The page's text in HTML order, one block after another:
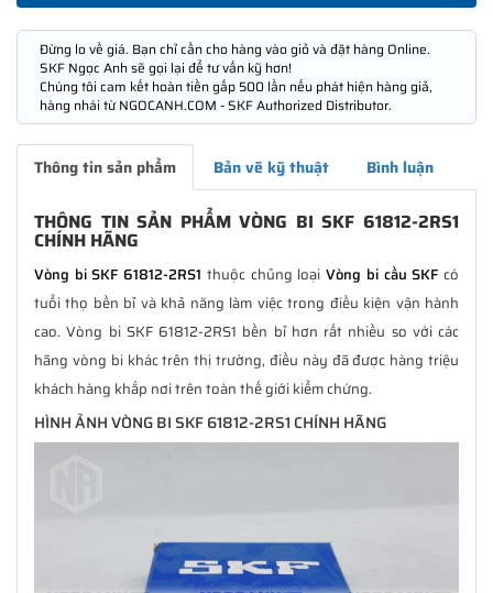
Đừng lo về giá. Bạn chỉ cần cho hàng vào giỏ và đặt hàng Online.
SKF Ngọc Anh sẽ gọi lại để tư vấn kỹ hơn!
Chúng tôi cam kết hoàn tiền gấp 500 lần nếu phát hiện hàng giả,
hàng nhái từ NGOCANH.COM - SKF Authorized Distributor.
Thông tin sản phẩm Bản vẽ kỹ thuật Bình luận
THÔNG TIN SẢN PHẨM VÒNG BI SKF 61812-2RS1
CHÍNH HÃNG
Vòng bi SKF 61812-2RS1 thuộc chủng loạiVòng bi cầu SKF có
tuổi thọ bền bỉ và khả năng làm việc trong điều kiện vận hành
cao. Vòng bi SKF 61812-2RS1 bền bỉ hơn rất nhiều so với các
hãng vòng bi khác trên thị trường, điều này đã được hàng triệu
khách hàng khắp nơi trên toàn thế giới kiểm chứng.
HÌNH ẢNH VÒNG BI SKF 61812-2RS1 CHÍNH HÃNG